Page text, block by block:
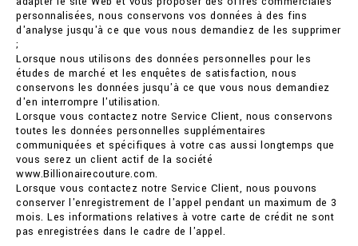
personnalisées, nous conservons vos données à des fins
d'analyse jusqu'à ce que vous nous demandiez de les supprimer
;
Lorsque nous utilisons des données personnelles pour les
études de marché et les enquêtes de satisfaction, nous
conservons les données jusqu'à ce que vous nous demandiez
d'en interrompre l'utilisation.
Lorsque vous contactez notre Service Client, nous conservons
toutes les données personnelles supplémentaires
communiquées et spécifiques à votre cas aussi longtemps que
vous serez un client actif de la société
www.Billionairecouture.com.
Lorsque vous contactez notre Service Client, nous pouvons
conserver l'enregistrement de l'appel pendant un maximum de 3
mois. Les informations relatives à votre carte de crédit ne sont
pas enregistrées dans le cadre de l'appel.